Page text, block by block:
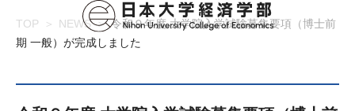
TOP NEWS
令和９年度 大学院入学試験募集要項（博士前
期 一般）が完成しました